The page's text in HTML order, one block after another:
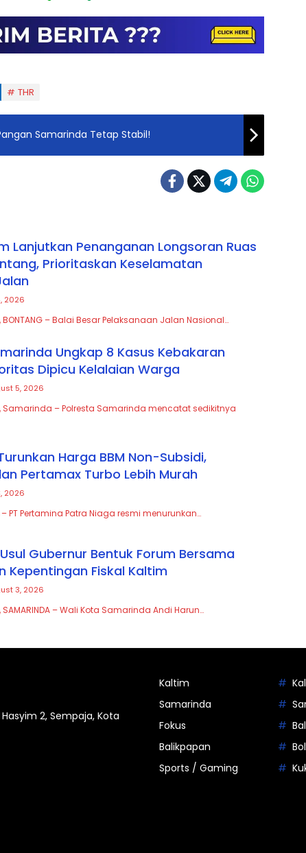
THR
Samarinda Tetap Stabil!
Lanjutkan Penanganan Longsoran Ruas
Prioritaskan Keselamatan
2026
– Balai Besar Pelaksanaan Jalan Nasional…
Ungkap 8 Kasus Kebakaran
Dipicu Kelalaian Warga
5, 2026
– Polresta Samarinda mencatat sedikitnya
Harga BBM Non-Subsidi,
Pertamax Turbo Lebih Murah
2026
PT Pertamina Patra Niaga resmi menurunkan…
Gubernur Bentuk Forum Bersama
Kepentingan Fiskal Kaltim
3, 2026
– Wali Kota Samarinda Andi Harun…
2, Sempaja, Kota
Kaltim
Samarinda
Fokus
Balikpapan
Sports / Gaming